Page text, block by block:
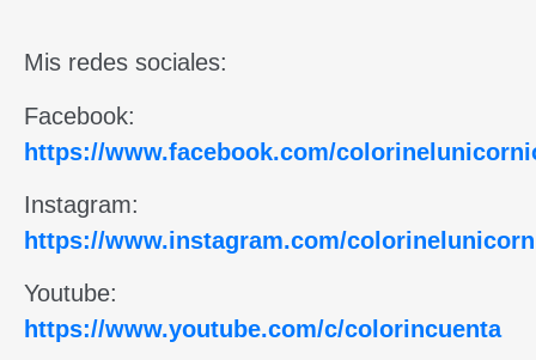
Mis redes sociales:
Facebook:
https://www.facebook.com/
Instagram:
https://www.instagram.com/
Youtube:
https://www.youtube.com/c/colorincuenta